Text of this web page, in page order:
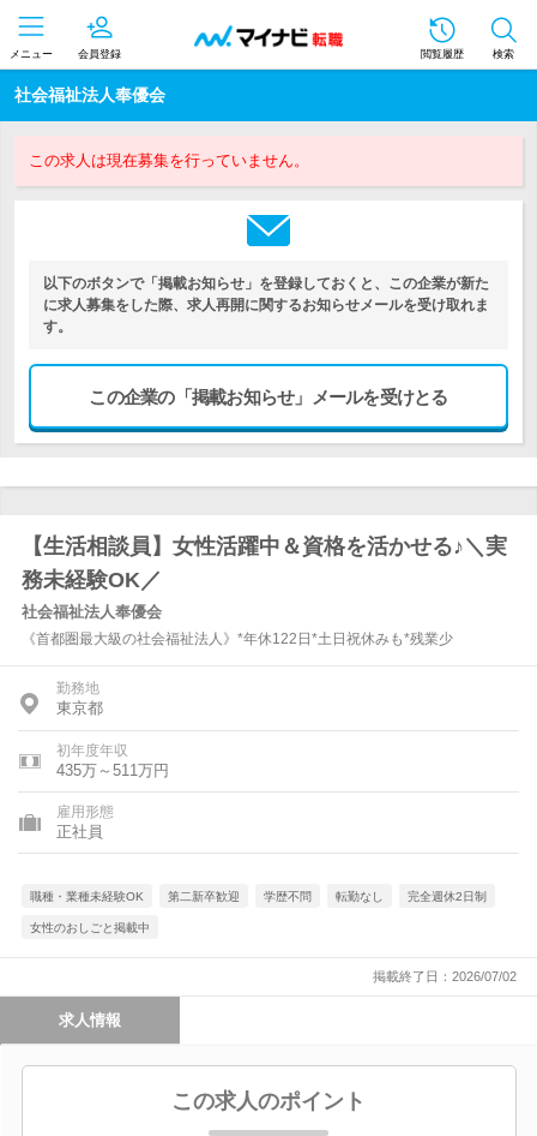
メニュー 会員登録 閲覧履歴 検索
社会福祉法人奉優会
この求人は現在募集を行っていません。
以下のボタンで「掲載お知らせ」を登録しておくと、この企業が新た
に求人募集をした際、求人再開に関するお知らせメールを受け取れま
す。
この企業の「掲載お知らせ」メールを受けとる
【生活相談員】女性活躍中＆資格を活かせる♪＼実
務未経験OK／
社会福祉法人奉優会
《首都圏最大級の社会福祉法人》*年休122日*土日祝休みも*残業少
勤務地
東京都
初年度年収
435万～511万円
雇用形態
正社員
職種・業種未経験OK 第二新卒歓迎 学歴不問 転勤なし 完全週休2日制
女性のおしごと掲載中
掲載終了日：2026/07/02
求人情報
この求人のポイント